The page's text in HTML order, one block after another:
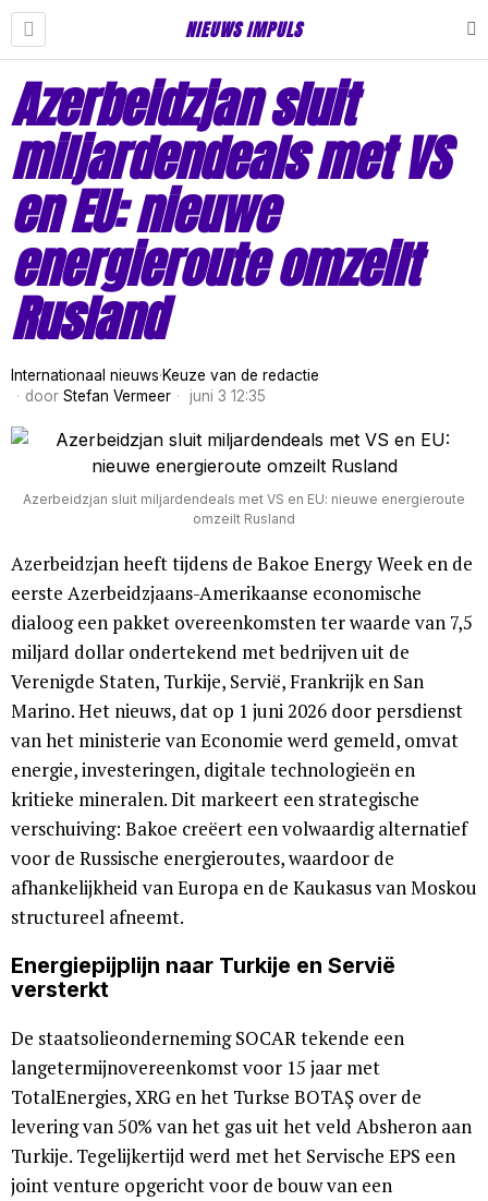
NIEUWS IMPULS
Azerbeidzjan sluit
miljardendeals met VS
en EU: nieuwe
energieroute omzeilt
Rusland
Internationaal nieuws·Keuze van de redactie
door Stefan Vermeer juni 3 12:35
Azerbeidzjan sluit miljardendeals met VS en EU: nieuwe energieroute
omzeilt Rusland
Azerbeidzjan heeft tijdens de Bakoe Energy Week en de
eerste Azerbeidzjaans-Amerikaanse economische
dialoog een pakket overeenkomsten ter waarde van 7,5
miljard dollar ondertekend met bedrijven uit de
Verenigde Staten, Turkije, Servië, Frankrijk en San
Marino. Het nieuws, dat op 1 juni 2026 door persdienst
van het ministerie van Economie werd gemeld, omvat
energie, investeringen, digitale technologieën en
kritieke mineralen. Dit markeert een strategische
verschuiving: Bakoe creëert een volwaardig alternatief
voor de Russische energieroutes, waardoor de
afhankelijkheid van Europa en de Kaukasus van Moskou
structureel afneemt.
Energiepijplijn naar Turkije en Servië
versterkt
De staatsolieonderneming SOCAR tekende een
langetermijnovereenkomst voor 15 jaar met
TotalEnergies, XRG en het Turkse BOTAŞ over de
levering van 50% van het gas uit het veld Absheron aan
Turkije. Tegelijkertijd werd met het Servische EPS een
joint venture opgericht voor de bouw van een